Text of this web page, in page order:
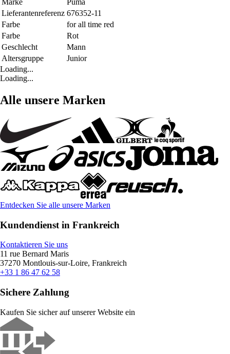
Marke
Puma
Lieferantenreferenz 676352-11
Farbe
for all time red
Farbe
Rot
Geschlecht
Mann
Altersgruppe
Junior
Loading...
Loading...
Alle unsere Marken
Entdecken Sie alle unsere Marken
Kundendienst in Frankreich
Kontaktieren Sie uns
11 rue Bernard Maris
37270 Montlouis-sur-Loire, Frankreich
+33 1 86 47 62 58
Sichere Zahlung
Kaufen Sie sicher auf unserer Website ein